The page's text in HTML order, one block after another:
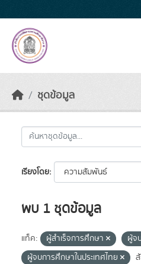
ชุดข้อมูล
เรียงโดย
พบ 1 ชุดข้อมูล
แท็ค: ผู้สำเร็จการศึกษา
ผู้จ
ผู้จบการศึกษาในประเทศไทย